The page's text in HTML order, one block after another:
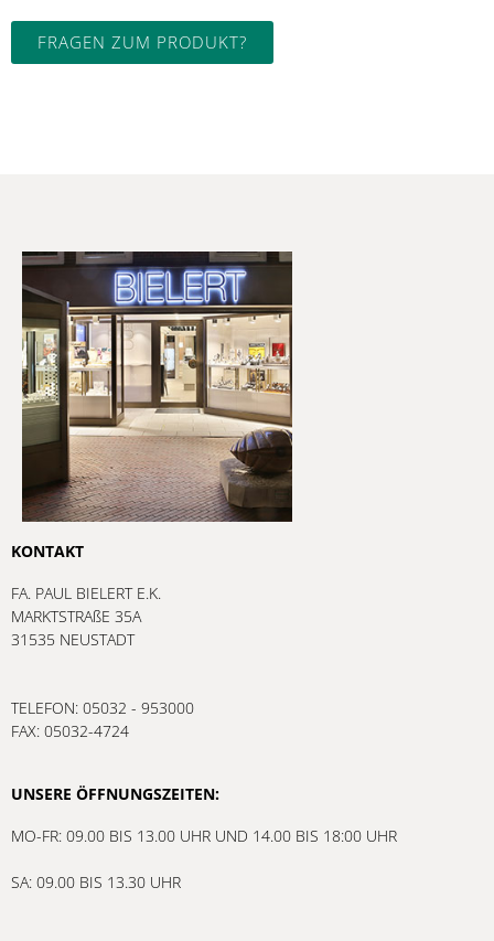
FRAGEN ZUM PRODUKT?
KONTAKT
FA. PAUL BIELERT E.K.
MARKTSTRAßE 35A
31535 NEUSTADT
TELEFON: 05032 - 953000
FAX: 05032-4724
UNSERE ÖFFNUNGSZEITEN:
MO-FR: 09.00 BIS 13.00 UHR UND 14.00 BIS 18:00 UHR
SA: 09.00 BIS 13.30 UHR